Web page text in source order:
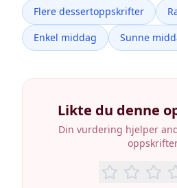
Flere dessertoppskrifter
Enkel middag
Sunne
Likte du denne
Din vurdering hjelper